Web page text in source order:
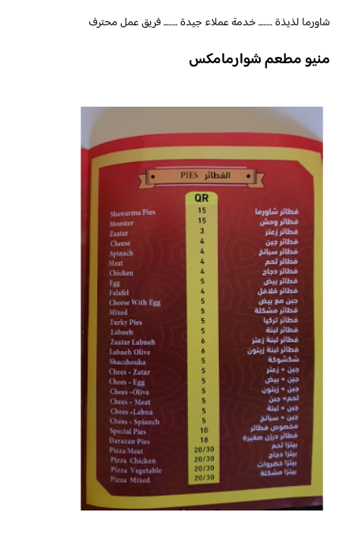
شاورما لذيذة …….. خدمة عملاء جيدة …….. فريق عمل محترف
منيو مطعم شوارمامكس